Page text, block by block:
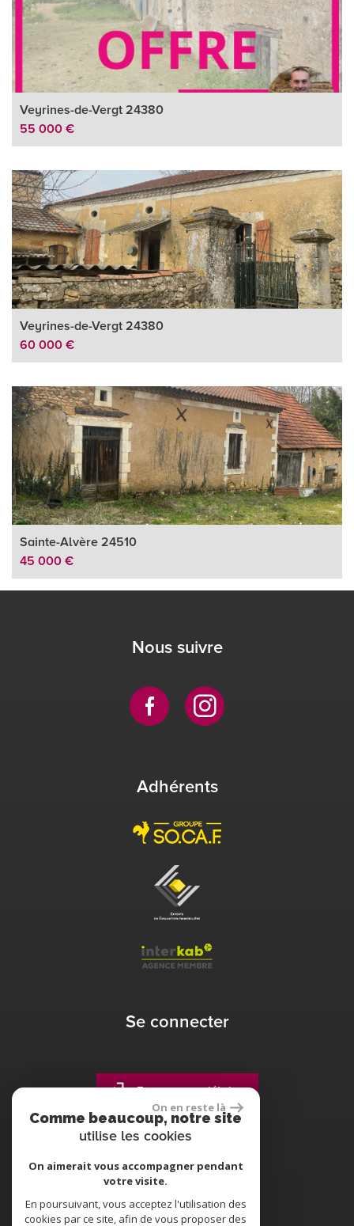
Veyrines-de-Vergt 24380
55 000 €
Veyrines-de-Vergt 24380
60 000 €
Sainte-Alvère 24510
45 000 €
Nous suivre
Adhérents
Se connecter
Espace propriétaire
site réalisé par
On en reste là
Comme beaucoup, notre site
utilise les cookies
On aimerait vous accompagner pendant
votre visite.
En poursuivant, vous acceptez l'utilisation des
cookies par ce site, afin de vous proposer des